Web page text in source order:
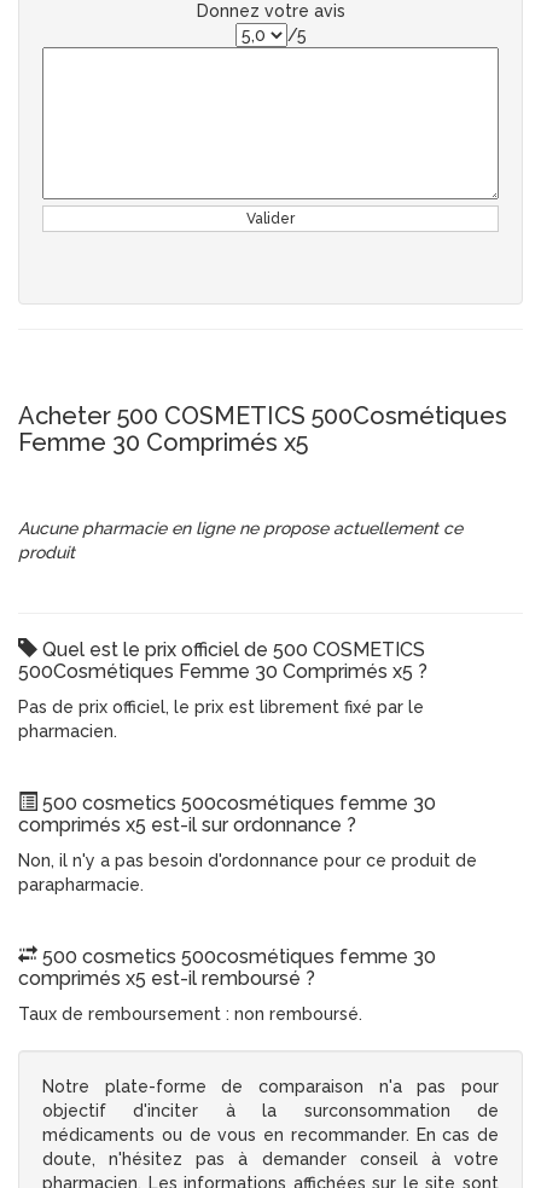
Donnez votre avis
/5
Valider
Acheter 500 COSMETICS 500Cosmétiques
Femme 30 Comprimés x5
Aucune pharmacie en ligne ne propose actuellement ce
produit
Quel est le prix officiel de 500 COSMETICS
500Cosmétiques Femme 30 Comprimés x5 ?
Pas de prix officiel, le prix est librement fixé par le
pharmacien.
500 cosmetics 500cosmétiques femme 30
comprimés x5 est-il sur ordonnance ?
Non, il n'y a pas besoin d'ordonnance pour ce produit de
parapharmacie.
500 cosmetics 500cosmétiques femme 30
comprimés x5 est-il remboursé ?
Taux de remboursement : non remboursé.
Notre plate-forme de comparaison n'a pas pour
objectif d'inciter à la surconsommation de
médicaments ou de vous en recommander. En cas de
doute, n'hésitez pas à demander conseil à votre
pharmacien. Les informations affichées sur le site sont